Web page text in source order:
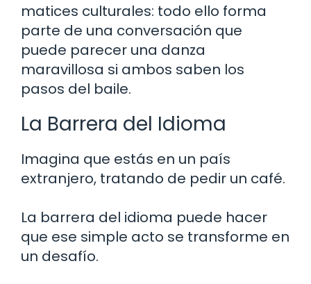
matices culturales: todo ello forma
parte de una conversación que
puede parecer una danza
maravillosa si ambos saben los
pasos del baile.
La Barrera del Idioma
Imagina que estás en un país
extranjero, tratando de pedir un café.
La barrera del idioma puede hacer
que ese simple acto se transforme en
un desafío.